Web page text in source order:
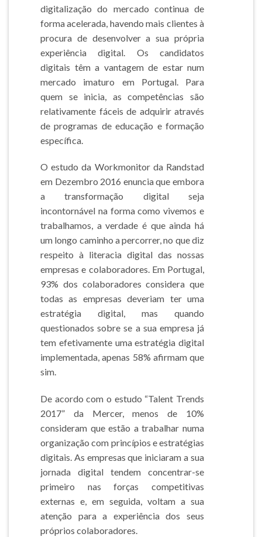
digitalização do mercado continua de
forma acelerada, havendo mais clientes à
procura de desenvolver a sua própria
experiência digital. Os candidatos
digitais têm a vantagem de estar num
mercado imaturo em Portugal. Para
quem se inicia, as competências são
relativamente fáceis de adquirir através
de programas de educação e formação
específica.
O estudo da Workmonitor da Randstad
em Dezembro 2016 enuncia que embora
a transformação digital seja
incontornável na forma como vivemos e
trabalhamos, a verdade é que ainda há
um longo caminho a percorrer, no que diz
respeito à literacia digital das nossas
empresas e colaboradores. Em Portugal,
93% dos colaboradores considera que
todas as empresas deveriam ter uma
estratégia digital, mas quando
questionados sobre se a sua empresa já
tem efetivamente uma estratégia digital
implementada, apenas 58% afirmam que
sim.
De acordo com o estudo “Talent Trends
2017” da Mercer, menos de 10%
consideram que estão a trabalhar numa
organização com princípios e estratégias
digitais. As empresas que iniciaram a sua
jornada digital tendem concentrar-se
primeiro nas forças competitivas
externas e, em seguida, voltam a sua
atenção para a experiência dos seus
próprios colaboradores.